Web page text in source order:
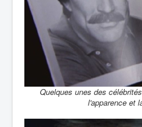
Quelques unes des
l'apparence et